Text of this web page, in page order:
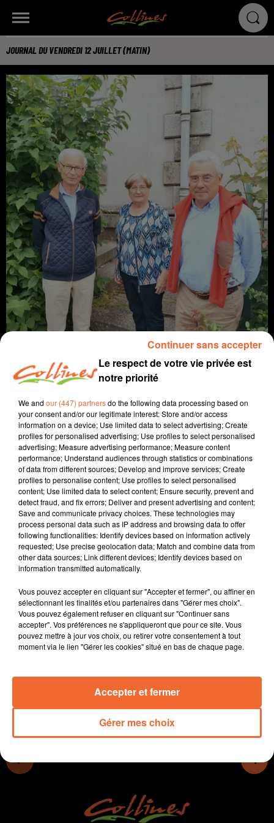
JOURNAL DU VENDREDI 12 JUILLET (MATIN)
info
12 juillet 2024 - 11 min 5 sec
JOURNAL DU VENDREDI 12 JUILLET (MATIN)
Fabien Gazeau
L'info près de chez vous
Présenté par Fabien Gazeau
- Bassines : Les élus ne veulent pas revivre un
nouveau Sainte Soline.
- Intermède Nord 79 change de président. Martine
Chargé-Baron remplace Gaëtan de Trogoff (photo)
- Le syndicat d'eau de la Vallée du Thouet envisage de
s'équiper de compteurs communiquants
- Enfin Zaho de Sagazan à Poupet hier soir, Boris Blais
l'a rencontrée
Le respect de votre vie privée est
notre priorité
We and our (447) partnersdo the following data processing based on
your consent and/or our legitimate interest: Store and/or access
information on a device; Use limited data to select advertising; Create
profiles for personalised advertising; Use profiles to select personalised
advertising; Measure advertising performance; Measure content
performance; Understand audiences through statistics or combinations
of data from different sources; Develop and improve services; Create
profiles to personalise content; Use profiles to select personalised
content; Use limited data to select content; Ensure security, prevent and
detect fraud, and fix errors; Deliver and present advertising and content;
Save and communicate privacy choices. These technologies may
process personal data such as IP address and browsing data to offer
following functionalities: Identify devices based on information actively
requested; Use precise geolocation data; Match and combine data from
other data sources; Link different devices; Identify devices based on
information transmitted automatically.
Vous pouvez accepter en cliquant sur "Accepter et fermer", ou affiner en
sélectionnant les finalités et/ou partenaires dans "Gérer mes choix".
Vous pouvez également refuser en cliquant sur "Continuer sans
accepter". Vos préférences ne s'appliqueront que pour ce site. Vous
pouvez mettre à jour vos choix, ou retirer votre consentement à tout
moment via le lien "Gérer les cookies" situé en bas de chaque page.
Gérer mes choix
Accepter et fermer
Continuer sans accepter